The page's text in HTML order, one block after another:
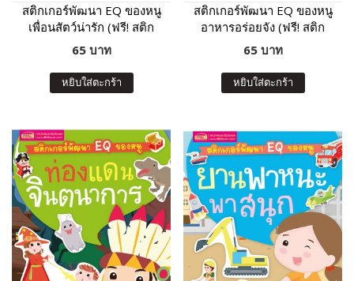
สติกเกอร์พัฒนา EQ ของหนู
เพื่อนสัตว์น่ารัก (ฟรี! สติก
เกอร์กว่า 100 ชิ้น ในเล่ม)
65 บาท
หยิบใส่ตะกร้า
สติกเกอร์พัฒนา EQ ของหนู
อาหารอร่อยจัง (ฟรี! สติก
เกอร์กว่า 100 ชิ้น ในเล่ม)
65 บาท
หยิบใส่ตะกร้า